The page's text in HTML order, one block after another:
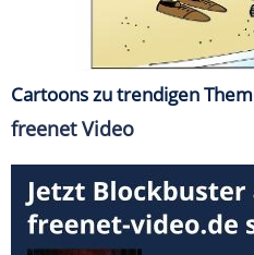
Cartoons zu trendigen
freenet Video